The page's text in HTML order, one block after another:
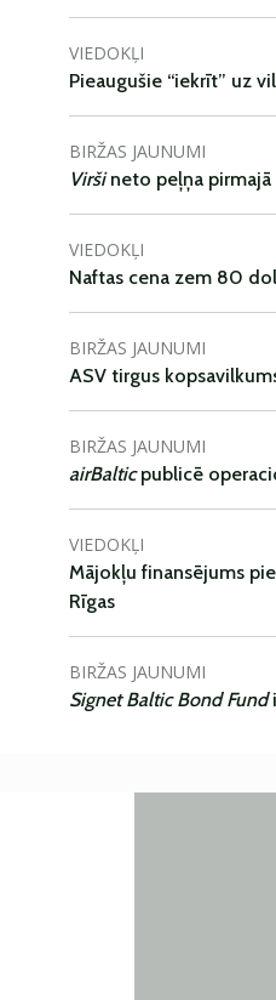
VIEDOKĻI
Pieaugušie “iekrīt” uz
BIRŽAS JAUNUMI
Viršineto peļņa
VIEDOKĻI
Naftas cena zem 80
BIRŽAS JAUNUMI
ASV tirgus
BIRŽAS JAUNUMI
airBalticpublicē
VIEDOKĻI
Mājokļu finansējums
Rīgas
BIRŽAS JAUNUMI
Signet Baltic Bond Fund